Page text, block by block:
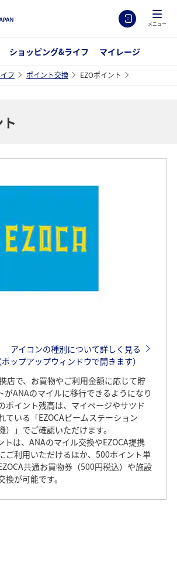
メニュー
ショッピング&ライフ マイレージ
フ ポイント交換 EZOポイント
アイコンの種別について詳しく見る
ポップアップウィンドウで開きます）
店で、お買物やご利用金額に応じて貯
がANAのマイルに移行できるようになり
ポイント残高は、マイページやサツド
ている「EZOCAビームステーション
）」でご確認いただけます。
トは、ANAのマイル交換やEZOCA提携
ご利用いただけるほか、500ポイント単
共通お買物券（500円税込）や施設
が可能です。